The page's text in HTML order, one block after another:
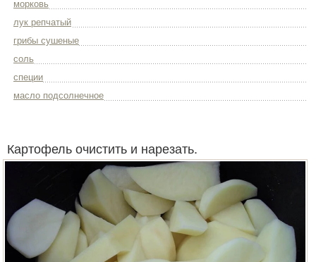
морковь
лук репчатый
грибы сушеные
соль
специи
масло подсолнечное
Картофель очистить и нарезать.